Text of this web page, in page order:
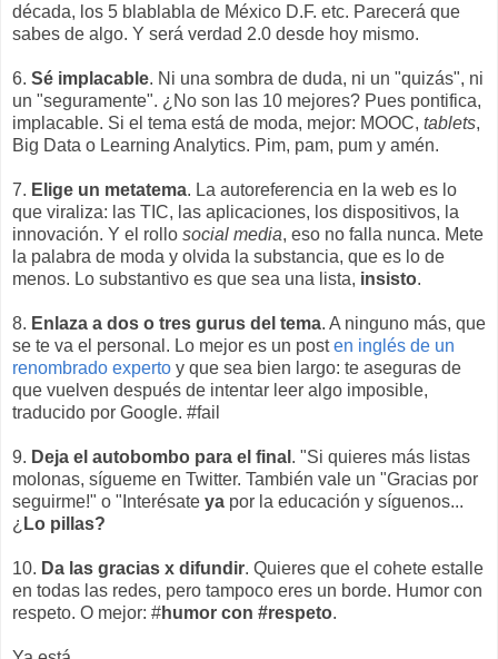
década, los 5 blablabla de México D.F. etc. Parecerá que
sabes de algo. Y será verdad 2.0 desde hoy mismo.
6. Sé implacable. Ni una sombra de duda, ni un "quizás", ni
un "seguramente". ¿No son las 10 mejores? Pues pontifica,
implacable. Si el tema está de moda, mejor: MOOC, tablets,
Big Data o Learning Analytics. Pim, pam, pum y amén.
7. Elige un metatema. La autoreferencia en la web es lo
que viraliza: las TIC, las aplicaciones, los dispositivos, la
innovación. Y el rollo social media, eso no falla nunca. Mete
la palabra de moda y olvida la substancia, que es lo de
menos. Lo substantivo es que sea una lista, insisto.
8. Enlaza a dos o tres gurus del tema. A ninguno más, que
se te va el personal. Lo mejor es un posten inglés de un
renombrado experto y que sea bien largo: te aseguras de
que vuelven después de intentar leer algo imposible,
traducido por Google. #fail
9. Deja el autobombo para el final . "Si quieres más listas
molonas, sígueme en Twitter. También vale un "Gracias por
seguirme!" o "Interésate ya por la educación y síguenos...
¿ Lo pillas?
10. Da las gracias x difundir. Quieres que el cohete estalle
en todas las redes, pero tampoco eres un borde. Humor con
respeto. O mejor: #humor con #respeto.